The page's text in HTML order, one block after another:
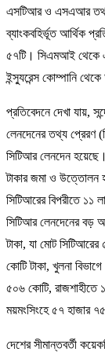
এসটিআর ও এসএআর
ব্যাংকবহির্ভূত আর্থিক
৫৭টি। সিএমআই থেকে
ইন্স্যুরেন্স কোম্পানি
প্রতিবেদনে দেখা যায়,
লেনদেনের তথ্য প্রেরণ
সিটিআর লেনদেন
টাকার জমা ও উত্তোলন
সিটিআরের বিপরীতে
সিটিআর লেনদেনের বড়
টাকা, যা মোট
কোটি টাকা, খুলনা
৫০৬ কোটি, রাজশাহীতে
ময়মংসিংহে ৫৭ হাজার
দেশের সীমান্তবর্তী